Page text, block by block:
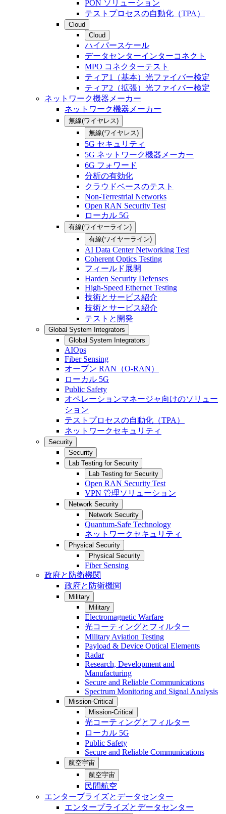
PON ソリューション
テストプロセスの自動化（TPA）
Cloud
Cloud
ハイパースケール
データセンターインターコネクト
MPO コネクターテスト
ティア1（基本）光ファイバー検定
ティア2（拡張）光ファイバー検定
ネットワーク機器メーカー
ネットワーク機器メーカー
無線(ワイヤレス)
無線(ワイヤレス)
5G セキュリティ
5G ネットワーク機器メーカー
6G フォワード
分析の有効化
クラウドベースのテスト
Non-Terrestrial Networks
Open RAN Security Test
ローカル 5G
有線(ワイヤーライン)
有線(ワイヤーライン)
AI Data Center Networking Test
Coherent Optics Testing
フィールド展開
Harden Security Defenses
High-Speed Ethernet Testing
技術とサービス紹介
技術とサービス紹介
テストと開発
Global System Integrators
Global System Integrators
AIOps
Fiber Sensing
オープン RAN（O-RAN）
ローカル 5G
Public Safety
オペレーションマネージャ向けのソリュー
ション
テストプロセスの自動化（TPA）
ネットワークセキュリティ
Security
Security
Lab Testing for Security
Lab Testing for Security
Open RAN Security Test
VPN 管理ソリューション
Network Security
Network Security
Quantum-Safe Technology
ネットワークセキュリティ
Physical Security
Physical Security
Fiber Sensing
政府と防衛機関
政府と防衛機関
Military
Military
Electromagnetic Warfare
光コーティングとフィルター
Military Aviation Testing
Payload & Device Optical Elements
Radar
Research, Development and
Manufacturing
Secure and Reliable Communications
Spectrum Monitoring and Signal Analysis
Mission-Critical
Mission-Critical
光コーティングとフィルター
ローカル 5G
Public Safety
Secure and Reliable Communications
航空宇宙
航空宇宙
民間航空
エンタープライズとデータセンター
エンタープライズとデータセンター